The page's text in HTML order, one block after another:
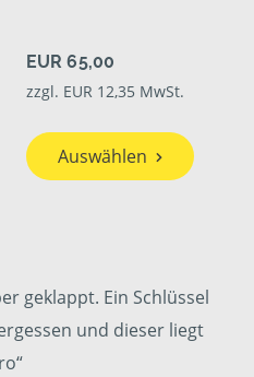
EUR 65,00
zzgl. EUR 12,35 MwSt.
Auswählen
geklappt. Ein Schlüssel
und dieser liegt